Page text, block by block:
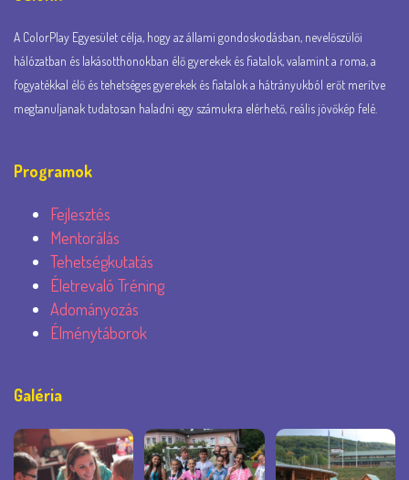
A ColorPlay Egyesület célja, hogy az állami gondoskodásban, nevelőszülői
hálózatban és lakásotthonokban élő gyerekek és fiatalok, valamint a roma, a
fogyatékkal élő és tehetséges gyerekek és fiatalok a hátrányukból erőt merítve
megtanuljanak tudatosan haladni egy számukra elérhető, reális jövőkép felé.
Programok
Fejlesztés
Mentorálás
Tehetségkutatás
Életrevaló Tréning
Adományozás
Élménytáborok
Galéria